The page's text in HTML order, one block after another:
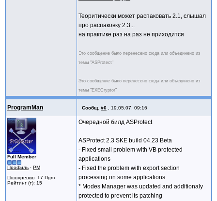
Теоритически может распаковать 2.1, слышал
про распаковку 2.3...
на практике раз на раз не приходится
Это сообщение было перенесено сюда или объединено из
темы "ASProtect"
Это сообщение было перенесено сюда или объединено из
темы "EXECryptor"
ProgramMan Сообщ. #6 , 19.05.07, 09:16
Full Member
Профиль · PM
Поощрения: 17 Dgm
Рейтинг (т): 15
Очередной билд ASProtect
ASProtect 2.3 SKE build 04.23 Beta
- Fixed small problem with VB protected
applications
- Fixed the problem with export section
processing on some applications
* Modes Manager was updated and additionaly
protected to prevent its patching